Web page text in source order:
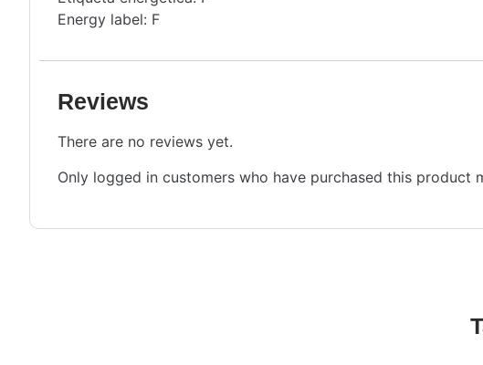
Energy label: F
Reviews
There are no reviews yet.
Only logged in customers who have purchased this product